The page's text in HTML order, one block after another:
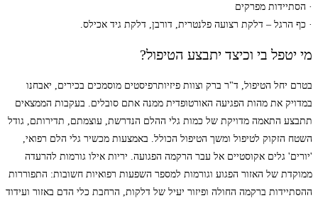
· הסתיידות מפרקים
· כף הרגל – דלקת רצועה פלנטרית, דורבן, דלקת גיד אכילס.
מי יטפל בי וכיצד יתבצע הטיפול?
בטרם יחל הטיפול, ד"ר ברק וצוות פיזיותרפיסטים מוסמכים בכירים, יאבחנו
במדויק את מהות הפגיעה האורטופדית ממנה אתם סובלים. בעקבות הממצאים
תתבצע התאמה מדויקת של כמות גלי ההלם הנדרשת, עוצמתם, תדירותם, גודל
השטח הזקוק לטיפול ומשך הטיפול הכולל. באמצעות מכשיר גלי הלם רפואי,
'יורים' גלים אקוסטיים אל עבר הרקמה הפגועה. יריות אילו גורמות להרעדה
ממוקדת של האזור הפגוע וגורמות למספר השפעות רפואיות חשובות: התפוררות
ההסתיידות ברקמה החולה ופיזור יעיל של דלקות, הרחבת כלי הדם באזור ועידוד